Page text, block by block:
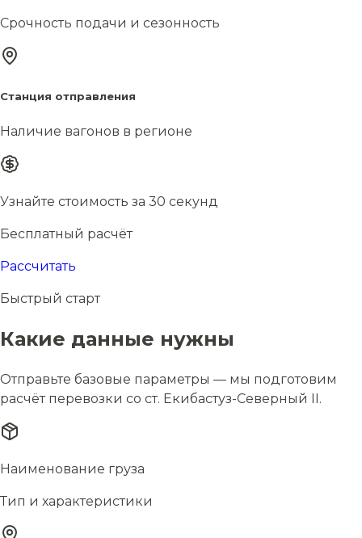
Срочность подачи и сезонность
Станция отправления
Наличие вагонов в регионе
Узнайте стоимость за 30 секунд
Бесплатный расчёт
Рассчитать
Быстрый старт
Какие данные нужны
Отправьте базовые параметры — мы подготовим
расчёт перевозки со ст. Екибастуз-Северный II.
Наименование груза
Тип и характеристики